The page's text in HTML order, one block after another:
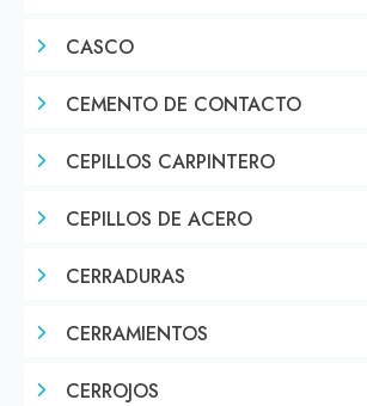
CASCO
CEMENTO DE CONTACTO
CEPILLOS CARPINTERO
CEPILLOS DE ACERO
CERRADURAS
CERRAMIENTOS
CERROJOS